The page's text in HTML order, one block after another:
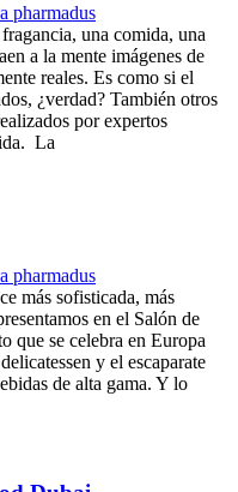
pharmadus
una comida, una
a la mente imágenes de
reales. Es como si el
¿verdad? También otros
por expertos
La
pharmadus
más sofisticada, más
en el Salón de
que se celebra en Europa
y el escaparate
de alta gama. Y lo